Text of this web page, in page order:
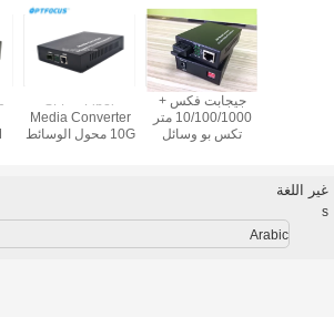
SFP + Fiber
Media Converter
10G محول الوسائط
جيجابت فكس +
10/100/1000 متر
تكس بو وسائل
غير اللغة
s
Arabic